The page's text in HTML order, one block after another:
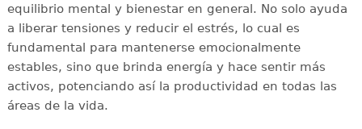
equilibrio mental y bienestar en general. No solo ayuda
a liberar tensiones y reducir el estrés, lo cual es
fundamental para mantenerse emocionalmente
estables, sino que brinda energía y hace sentir más
activos, potenciando así la productividad en todas las
áreas de la vida.